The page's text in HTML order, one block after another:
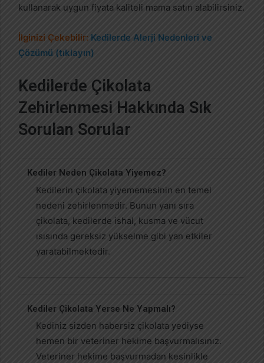
kullanarak uygun fiyata kaliteli mama satın alabilirsiniz.
İlginizi Çekebilir: Kedilerde Alerji Nedenleri ve
Çözümü (tıklayın)
Kedilerde Çikolata
Zehirlenmesi Hakkında Sık
Sorulan Sorular
Kediler Neden Çikolata Yiyemez?
Kedilerin çikolata yiyememesinin en temel
nedeni zehirlenmedir. Bunun yanı sıra
çikolata, kedilerde ishal, kusma ve vücut
ısısında gereksiz yükselme gibi yan etkiler
yaratabilmektedir.
Kediler Çikolata Yerse Ne Yapmalı?
Kediniz sizden habersiz çikolata yediyse
hemen bir veteriner hekime başvurmalısınız.
Veteriner hekime başvurmadan kesinlikle